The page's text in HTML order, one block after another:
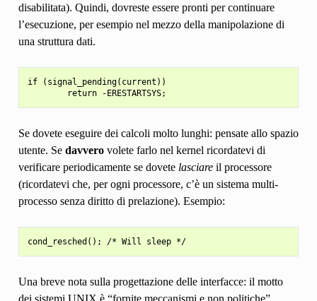
disabilitata). Quindi, dovreste essere pronti per continuare
l’esecuzione, per esempio nel mezzo della manipolazione di
una struttura dati.
if (signal_pending(current))
Se dovete eseguire dei calcoli molto lunghi: pensate allo spazio
utente. Se davverovolete farlo nel kernel ricordatevi di
verificare periodicamente se dovete lasciareil processore
(ricordatevi che, per ogni processore, c’è un sistema multi-
processo senza diritto di prelazione). Esempio:
cond_resched(); /* Will sleep */
Una breve nota sulla progettazione delle interfacce: il motto
dei sistemi UNIX è “fornite meccanismi e non politiche”